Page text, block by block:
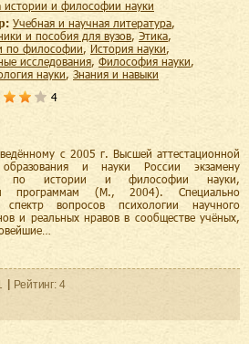
истории и философии науки
учебная и научная литература
и пособия для вузов
этика
по философии
история науки
исследования
философия науки
науки
знания и навыки
4
с 2005 г. Высшей аттестационной
образования и науки России экзамену
по истории и философии науки,
программам (М., 2004). Специально
спектр вопросов психологии научного
и реальных нравов в сообществе учёных,
Рейтинг: 4